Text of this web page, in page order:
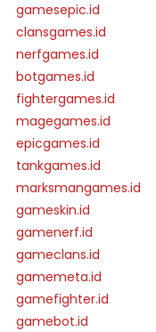
gamesepic.id
clansgames.id
nerfgames.id
botgames.id
fightergames.id
magegames.id
epicgames.id
tankgames.id
marksmangames.id
gameskin.id
gamenerf.id
gameclans.id
gamemeta.id
gamefighter.id
gamebot.id